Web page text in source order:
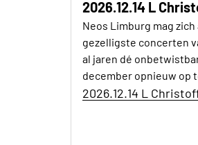
2026.12.14 L
Neos Limburg mag
gezelligste concerten
al jaren dé
december opnieuw op
2026.12.14 L